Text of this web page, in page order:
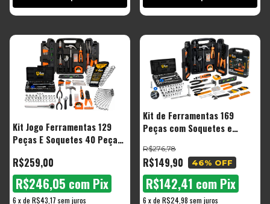
Kit Jogo Ferramentas 129
Peças E Soquetes 40 Peças
Kit Chaves Combinadas 12
Peças
R$259,00
6 xde R$43,17 sem juros
R$246,05 com Pix
Kit de Ferramentas 169
Peças com Soquetes e
Maleta
R$149,90
R$276,78
46% OFF
6 xde R$24,98 sem juros
R$142,41 com Pix